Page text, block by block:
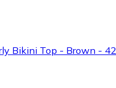
Bikini Top - Brown - 42